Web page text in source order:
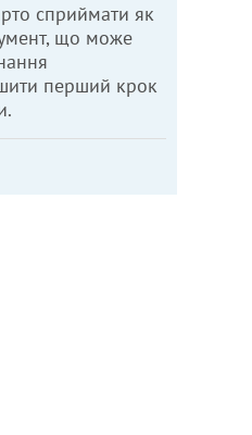
сприймати як
що може
перший крок